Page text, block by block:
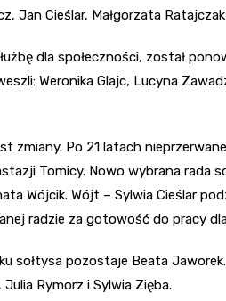
Jan Cieślar, Małgorzata
dla społeczności, został
Weronika Glajc, Lucyna
zmiany. Po 21 latach
Tomicy. Nowo wybrana rada
Wójcik. Wójt – Sylwia Cieślar
radzie za gotowość do pracy
sołtysa pozostaje Beata Jaworek.
Julia Rymorz i Sylwia Zięba.